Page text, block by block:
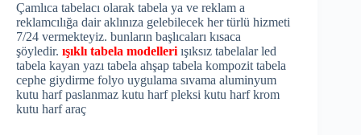
Çamlıca tabelacı olarak tabela ya ve reklam a
reklamcılığa dair aklınıza gelebilecek her türlü hizmeti
7/24 vermekteyiz. bunların başlıcaları kısaca
şöyledir. ışıklı tabela modelleri ışıksız tabelalar led
tabela kayan yazı tabela ahşap tabela kompozit tabela
cephe giydirme folyo uygulama sıvama aluminyum
kutu harf paslanmaz kutu harf pleksi kutu harf krom
kutu harf araç